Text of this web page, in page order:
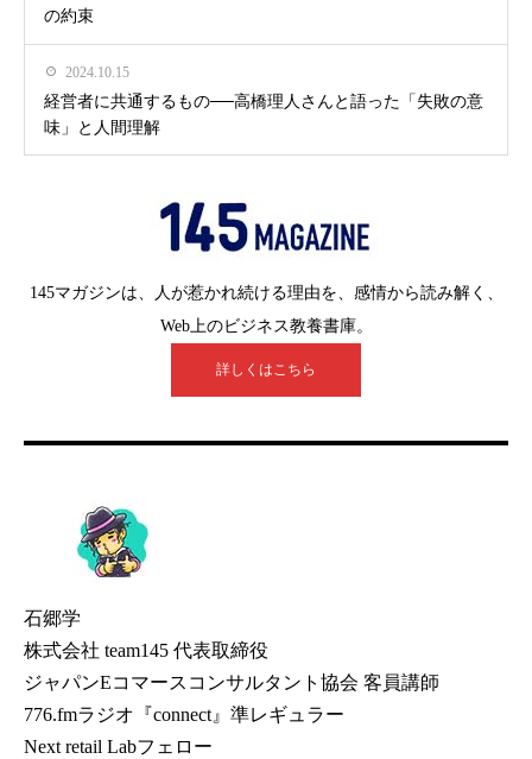
の約束
2024.10.15
経営者に共通するもの──高橋理人さんと語った「失敗の意
味」と人間理解
145マガジンは、人が惹かれ続ける理由を、感情から読み解く、
Web上のビジネス教養書庫。
詳しくはこちら
石郷学
株式会社 team145 代表取締役
ジャパンEコマースコンサルタント協会 客員講師
776.fmラジオ『connect』準レギュラー
Next retail Labフェロー